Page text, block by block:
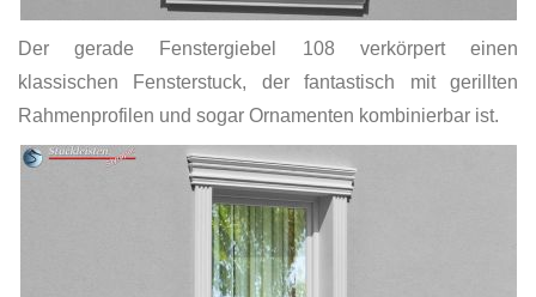
Der gerade Fenstergiebel 108 verkörpert einen
klassischen Fensterstuck, der fantastisch mit gerillten
Rahmenprofilen und sogar Ornamenten kombinierbar ist.